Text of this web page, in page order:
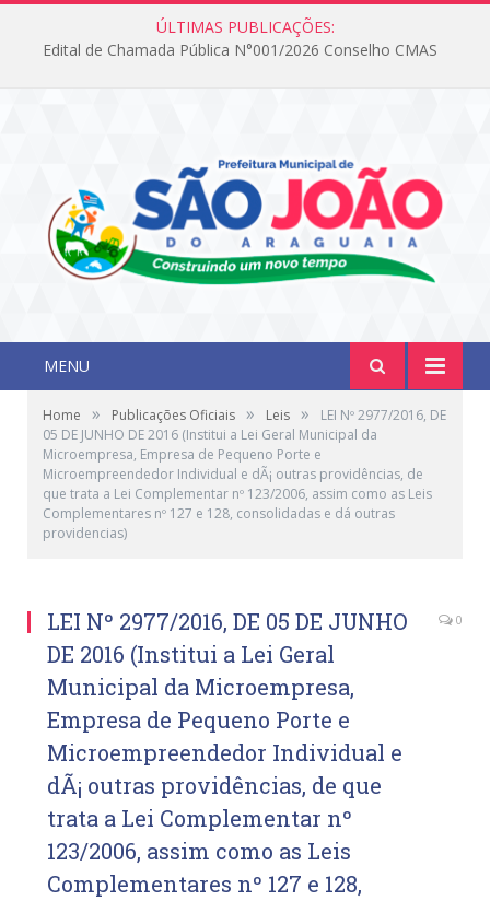
ÚLTIMAS PUBLICAÇÕES:
Edital de Chamada Pública N°001/2026 Conselho CMAS
MENU
Home » Publicações Oficiais » Leis »
LEI Nº 2977/2016, DE
05 DE JUNHO DE 2016 (Institui a Lei Geral Municipal da
Microempresa, Empresa de Pequeno Porte e
Microempreendedor Individual e dÃ¡ outras providências, de
que trata a Lei Complementar nº 123/2006, assim como as Leis
Complementares nº 127 e 128, consolidadas e dá outras
providencias)
LEI Nº 2977/2016, DE 05 DE JUNHO
DE 2016 (Institui a Lei Geral
Municipal da Microempresa,
Empresa de Pequeno Porte e
Microempreendedor Individual e
dÃ¡ outras providências, de que
trata a Lei Complementar nº
123/2006, assim como as Leis
Complementares nº 127 e 128,
0